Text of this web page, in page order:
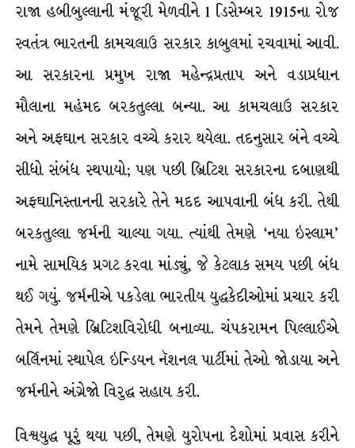
રાજા હબીબુલ્લાની મંજૂરી મેળવીને 1 ડિસેમ્બર 1915ના રોજ
સ્વતંત્ર ભારતની કામચલાઉ સરકાર કાબુલમાં રચવામાં આવી.
આ સરકારના પ્રમુખ રાજા મહેન્દ્રપ્રતાપ અને વડાપ્રધાન
મૌલાના મહંમદ બરકતુલ્લા બન્યા. આ કામચલાઉ સરકાર
અને અફઘાન સરકાર વચ્ચે કરાર થયેલા. તદનુસાર બંને વચ્ચે
સીધો સંબંધ સ્થપાયો; પણ પછી બ્રિટિશ સરકારના દબાણથી
અફઘાનિસ્તાનની સરકારે તેને મદદ આપવાની બંધ કરી. તેથી
બરકતુલ્લા જર્મની ચાલ્યા ગયા. ત્યાંથી તેમણે ‘નયા ઇસ્લામ’
નામે સામયિક પ્રગટ કરવા માંડ્યું, જે કેટલાક સમય પછી બંધ
થઈ ગયું. જર્મનીએ પકડેલા ભારતીય યુદ્ધકેદીઓમાં પ્રચાર કરી
તેમને તેમણે બ્રિટિશવિરોધી બનાવ્યા. ચંપકરામન પિલ્લાઈએ
બર્લિનમાં સ્થાપેલ ઇન્ડિયન નૅશનલ પાર્ટીમાં તેઓ જોડાયા અને
જર્મનીને અંગ્રેજો વિરુદ્ધ સહાય કરી.
વિશ્વયુદ્ધ પૂરું થયા પછી, તેમણે યુરોપના દેશોમાં પ્રવાસ કરીને